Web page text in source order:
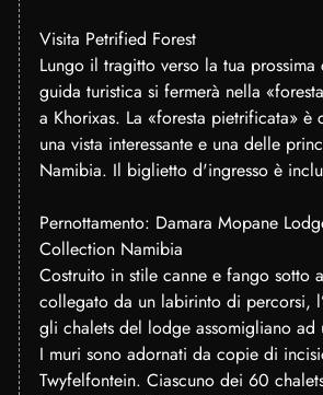
Visita Petrified Forest
Lungo il tragitto verso la tua prossima
guida turistica si fermerà nella
a Khorixas. La «foresta pietrificata»
una vista interessante e una delle
Namibia. Il biglietto d'ingresso è
Pernottamento: Damara Mopane
Collection Namibia
Costruito in stile canne e fango sotto
collegato da un labirinto di percorsi,
gli chalets del lodge assomigliano
I muri sono adornati da copie di
Twyfelfontein. Ciascuno dei 60